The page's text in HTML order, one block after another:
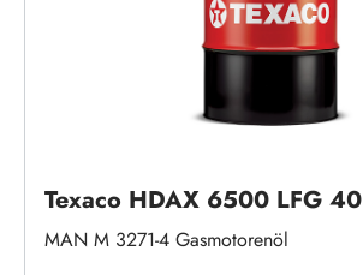
Texaco HDAX 6500 LFG 40
MAN M 3271-4 Gasmotorenöl